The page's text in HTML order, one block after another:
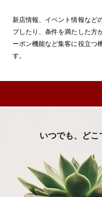
新店情報、イベント情報など
プしたり、条件を満たした方
ーポン機能など集客に役立つ
す。
いつでも、どこ